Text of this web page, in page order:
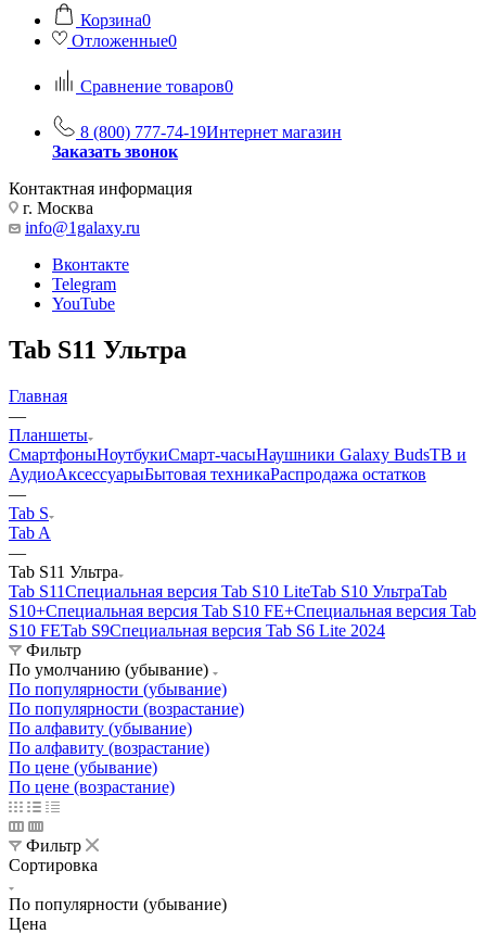
Корзина0
Отложенные0
Сравнение товаров0
8 (800) 777-74-19Интернет магазин
Заказать звонок
Контактная информация
г. Москва
info@1galaxy.ru
Вконтакте
Telegram
YouTube
Tab S11 Ультра
Главная
—
Планшеты
СмартфоныНоутбукиСмарт-часыНаушники Galaxy BudsТВ и
АудиоАксессуарыБытовая техникаРаспродажа остатков
—
Tab S
Tab A
—
Tab S11 Ультра
Tab S11Специальная версия Tab S10 LiteTab S10 УльтраTab
S10+Специальная версия Tab S10 FE+Специальная версия Tab
S10 FETab S9Специальная версия Tab S6 Lite 2024
Фильтр
По умолчанию (убывание)
По популярности (убывание)
По популярности (возрастание)
По алфавиту (убывание)
По алфавиту (возрастание)
По цене (убывание)
По цене (возрастание)
Фильтр
Сортировка
По популярности (убывание)
Цена